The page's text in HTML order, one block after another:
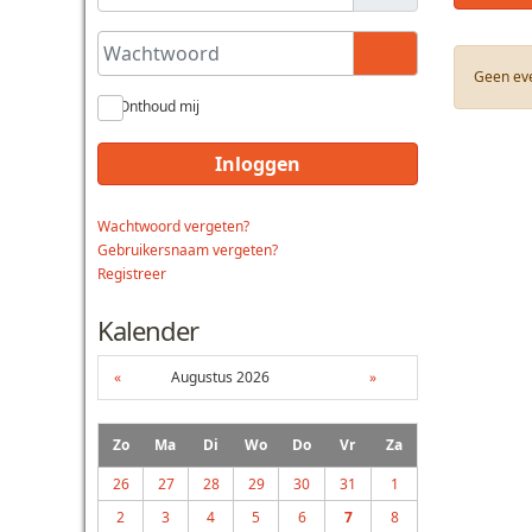
Wachtwoord
Toon
Onthoud mij
Inloggen
Wachtwoord vergeten?
Gebruikersnaam vergeten?
Registreer
Kalender
« Augustus 2026 »
Zo Ma Di Wo Do Vr
Za
26
27 28 29 30 31
1
2
3 4 5 6 7 8
Geen